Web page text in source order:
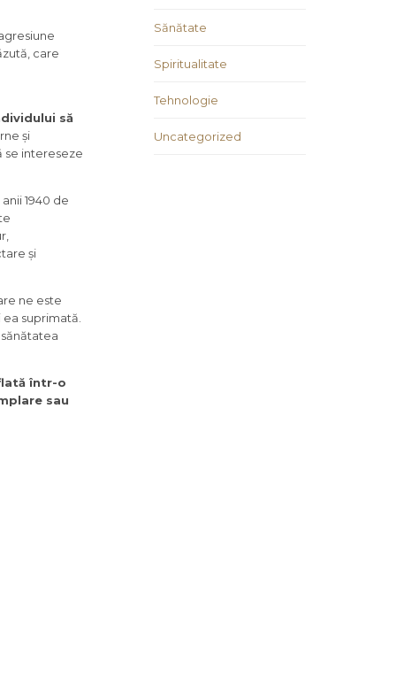
care
să
și
se intereseze
1940 de
și
ne este
suprimată.
într-o
sau
Sănătate
Spiritualitate
Tehnologie
Uncategorized